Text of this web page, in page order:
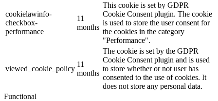
cookielawinfo-
checkbox-
performance
11
months
This cookie is set by GDPR
Cookie Consent plugin. The cookie
is used to store the user consent for
the cookies in the category
"Performance".
viewed_cookie_policy
11
months
The cookie is set by the GDPR
Cookie Consent plugin and is used
to store whether or not user has
consented to the use of cookies. It
does not store any personal data.
Functional